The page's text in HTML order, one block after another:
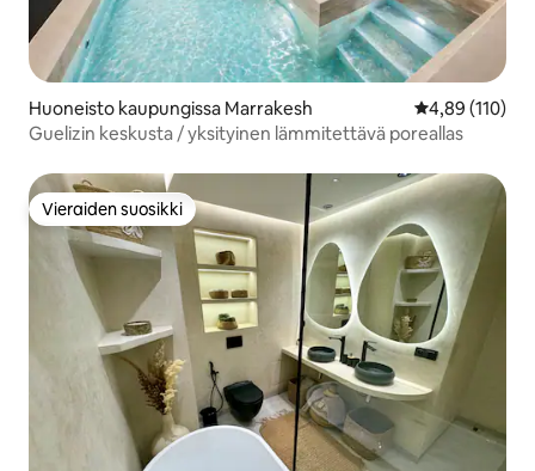
Huoneisto kaupungissa Marrakesh
4,89 (110)
Guelizin keskusta / yksityinen lämmitettävä poreallas
Vieraiden suosikki
Vieraiden suosikki